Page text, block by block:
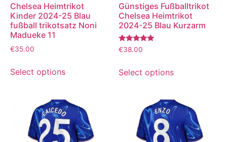
Chelsea Heimtrikot
Kinder 2024-25 Blau
fußball trikotsatz Noni
Madueke 11
€35.00
Select options
Günstiges Fußballtrikot
Chelsea Heimtrikot
2024-25 Blau Kurzarm
Bewertet
mit
€38.00
Select options